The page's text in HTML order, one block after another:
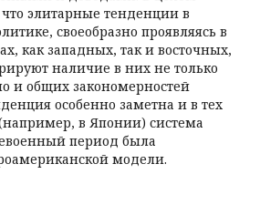
элитарные тенденции в
своеобразно проявляясь в
как западных, так и восточных,
наличие в них не только
и общих закономерностей
особенно заметна и в тех
в Японии) система
период была
модели.